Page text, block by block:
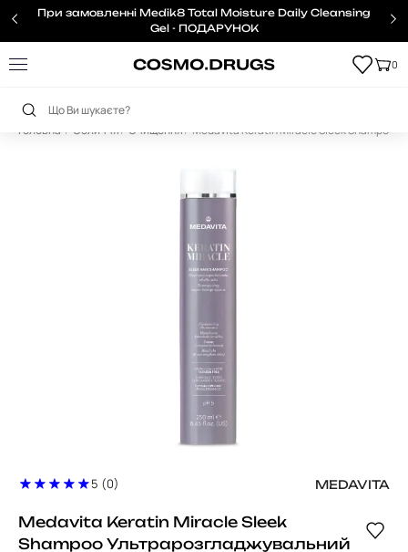
При замовленні Medik8 Total Moisture Daily Cleansing
Gel - ПОДАРУНОК
0
Головна Обличчя Очищення Medavita Keratin Miracle Sleek Shampoo
5 (0) MEDAVITA
Medavita Keratin Miracle Sleek
Shampoo Ультрарозгладжувальний